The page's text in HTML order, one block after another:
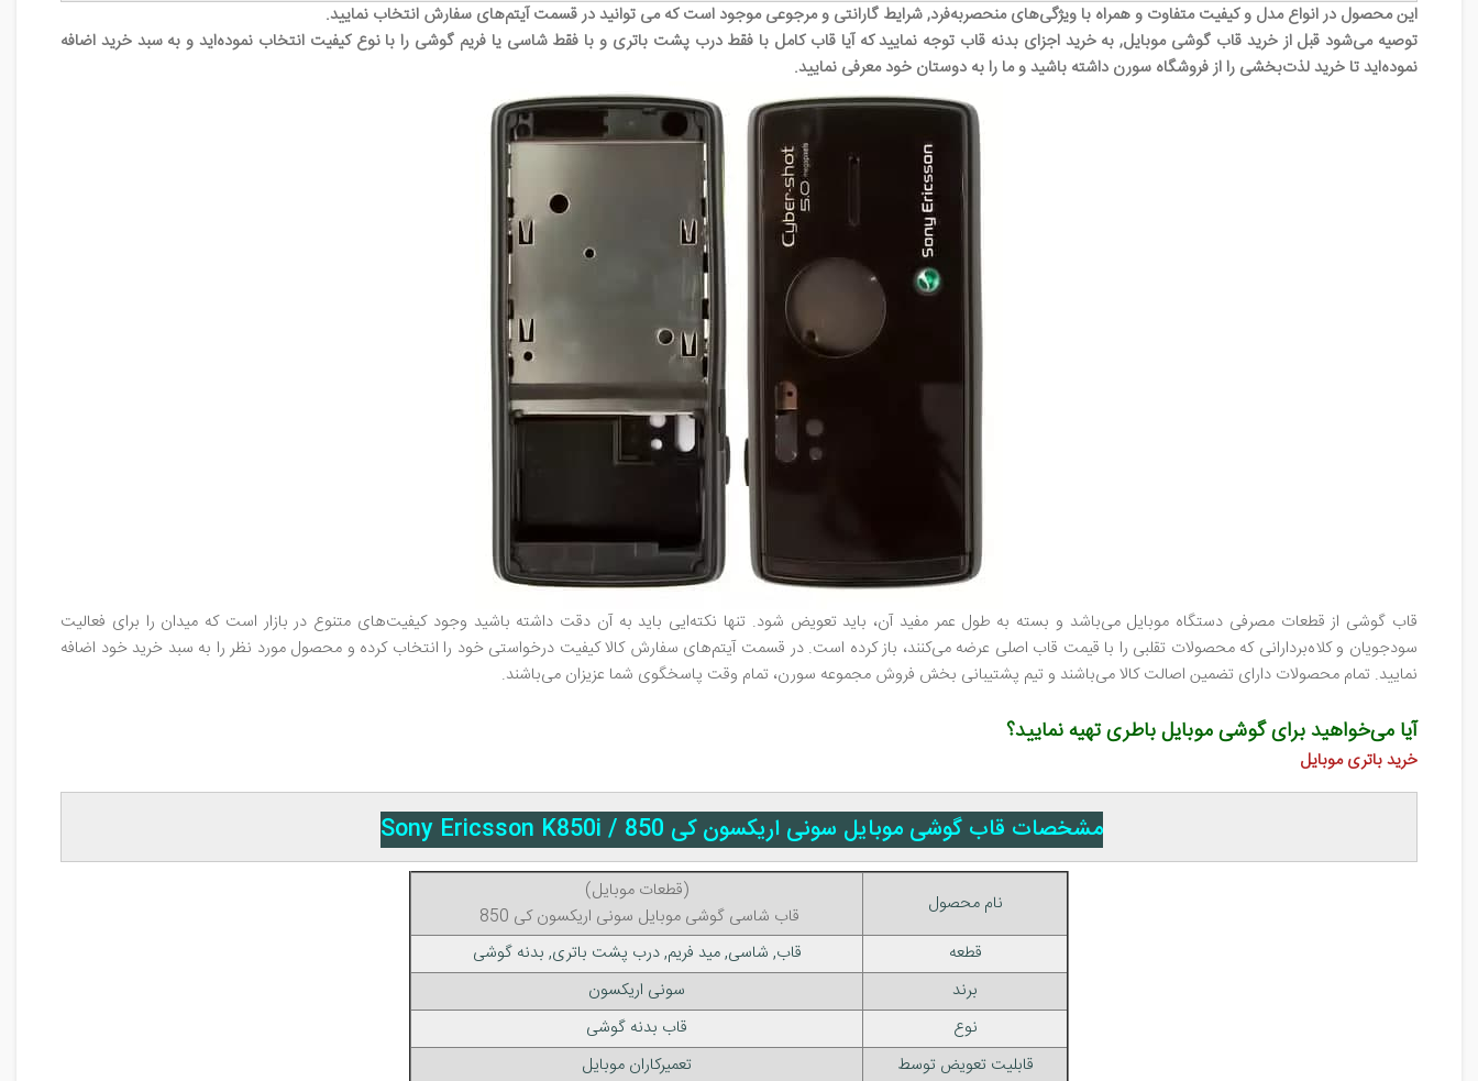
این محصول در انواع مدل و کیفیت متفاوت و همراه با ویژگی‌های منحصر‌به‌فرد, شرایط گارانتی و مرجوعی موجود است که می توانید در قسمت آیتم‌های سفارش انتخاب نمایید.
توصیه می‌شود قبل از خرید قاب گوشی موبایل, به خرید اجزای بدنه قاب توجه نمایید که آیا قاب کامل با فقط درب پشت باتری و با فقط شاسی یا فریم گوشی را با نوع کیفیت انتخاب نموده‌اید و به سبد خرید اضافه
نموده‌اید تا خرید لذت‌بخشی را از فروشگاه سورن داشته باشید و ما را به دوستان خود معرفی نمایید.
قاب گوشی از قطعات مصرفی دستگاه موبایل می‌باشد و بسته به طول عمر مفید آن، باید تعویض شود. تنها نکته‌ایی باید به آن دقت داشته باشید وجود کیفیت‌های متنوع در بازار است که میدان را برای فعالیت
سودجویان و کلاه‌بردارانی که محصولات تقلبی را با قیمت قاب اصلی عرضه می‌کنند، باز کرده است. در قسمت آیتم‌های سفارش کالا کیفیت درخواستی خود را انتخاب کرده و محصول مورد نظر را به سبد خرید خود اضافه
نمایید. تمام محصولات دارای تضمین اصالت کالا می‌باشند و تیم پشتیبانی بخش فروش مجموعه سورن، تمام وقت پاسخگوی شما عزیزان می‌باشند.
آیا می‌خواهید برای گوشی موبایل باطری تهیه نمایید؟
خرید باتری موبایل
مشخصات قاب گوشی موبایل سونی اریکسون کی 850 / Sony Ericsson K850i
نام محصول
(قطعات موبایل)
قاب شاسی گوشی موبایل سونی اریکسون کی 850
قطعه
قاب, شاسی, مید فریم, درب پشت باتری, بدنه گوشی
برند
سونی اریکسون
نوع
قاب بدنه گوشی
قابلیت تعویض توسط
تعمیرکاران موبایل